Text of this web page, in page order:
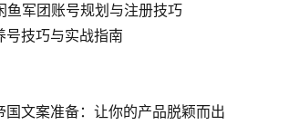
鱼军团账号规划与注册技巧
号技巧与实战指南
文案准备：让你的产品脱颖而出